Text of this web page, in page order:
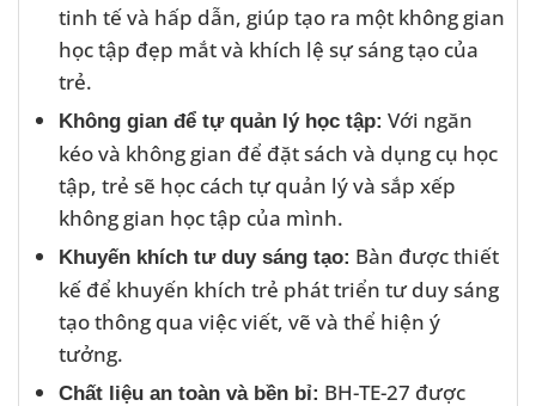
tinh tế và hấp dẫn, giúp tạo ra một không gian
học tập đẹp mắt và khích lệ sự sáng tạo của
trẻ.
Không gian để tự quản lý học tập: Với ngăn
kéo và không gian để đặt sách và dụng cụ học
tập, trẻ sẽ học cách tự quản lý và sắp xếp
không gian học tập của mình.
Khuyến khích tư duy sáng tạo: Bàn được thiết
kế để khuyến khích trẻ phát triển tư duy sáng
tạo thông qua việc viết, vẽ và thể hiện ý
tưởng.
Chất liệu an toàn và bền bỉ: BH-TE-27 được